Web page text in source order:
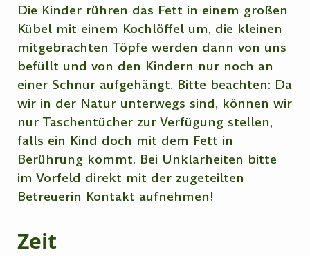
Die Kinder rühren das Fett in einem großen
Kübel mit einem Kochlöffel um, die kleinen
mitgebrachten Töpfe werden dann von uns
befüllt und von den Kindern nur noch an
einer Schnur aufgehängt. Bitte beachten: Da
wir in der Natur unterwegs sind, können wir
nur Taschentücher zur Verfügung stellen,
falls ein Kind doch mit dem Fett in
Berührung kommt. Bei Unklarheiten bitte
im Vorfeld direkt mit der zugeteilten
Betreuerin Kontakt aufnehmen!
Zeit